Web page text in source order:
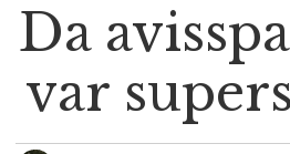
Da
var